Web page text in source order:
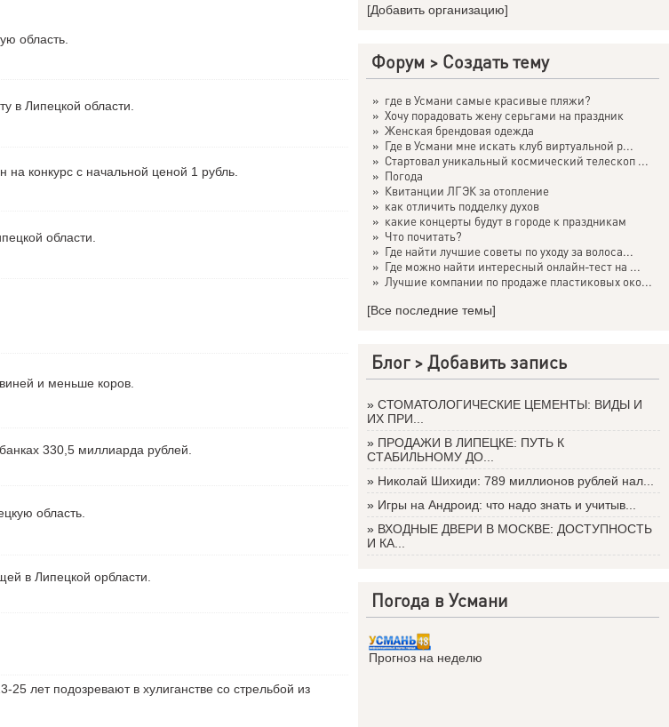
область.
в Липецкой области.
конкурс с начальной ценой 1 рубль.
области.
и меньше коров.
330,5 миллиарда рублей.
область.
в Липецкой орбласти.
25 лет подозревают в хулиганстве со стрельбой из
[Добавить организацию]
Форум > Создать тему
» где в Усмани самые красивые пляжи?
» Хочу порадовать жену серьгами на праздник
» Женская брендовая одежда
» Где в Усмани мне искать клуб виртуальной р...
» Стартовал уникальный космический телескоп ...
» Погода
» Квитанции ЛГЭК за отопление
» как отличить подделку духов
» какие концерты будут в городе к праздникам
» Что почитать?
» Где найти лучшие советы по уходу за волоса...
» Где можно найти интересный онлайн-тест на ...
» Лучшие компании по продаже пластиковых око...
[Все последние темы]
Блог >Добавить запись
» СТОМАТОЛОГИЧЕСКИЕ ЦЕМЕНТЫ: ВИДЫ И
ИХ ПРИ...
» ПРОДАЖИ В ЛИПЕЦКЕ: ПУТЬ К
СТАБИЛЬНОМУ ДО...
» Николай Шихиди: 789 миллионов рублей нал...
» Игры на Андроид: что надо знать и учитыв...
» ВХОДНЫЕ ДВЕРИ В МОСКВЕ: ДОСТУПНОСТЬ
И КА...
Погода в Усмани
Прогноз на неделю